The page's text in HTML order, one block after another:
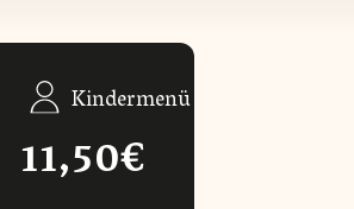
Kindermenü
11,50€